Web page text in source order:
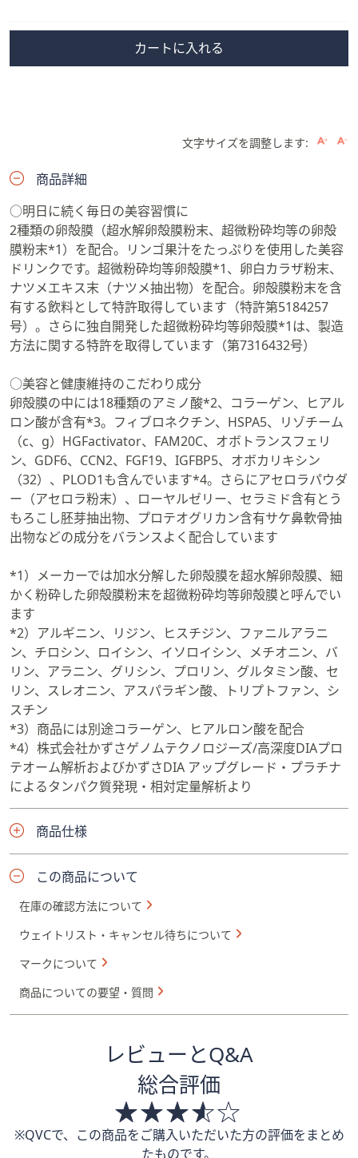
カートに入れる
文字サイズを調整します:
商品詳細
○明日に続く毎日の美容習慣に
2種類の卵殻膜（超水解卵殻膜粉末、超微粉砕均等の卵殻
膜粉末*1）を配合。リンゴ果汁をたっぷりを使用した美容
ドリンクです。超微粉砕均等卵殻膜*1、卵白カラザ粉末、
ナツメエキス末（ナツメ抽出物）を配合。卵殻膜粉末を含
有する飲料として特許取得しています（特許第5184257
号）。さらに独自開発した超微粉砕均等卵殻膜*1は、製造
方法に関する特許を取得しています（第7316432号）
○美容と健康維持のこだわり成分
卵殻膜の中には18種類のアミノ酸*2、コラーゲン、ヒアル
ロン酸が含有*3。フィブロネクチン、HSPA5、リゾチーム
（c、g）HGFactivator、FAM20C、オボトランスフェリ
ン、GDF6、CCN2、FGF19、IGFBP5、オボカリキシン
（32）、PLOD1も含んでいます*4。さらにアセロラパウダ
ー（アセロラ粉末）、ローヤルゼリー、セラミド含有とう
もろこし胚芽抽出物、プロテオグリカン含有サケ鼻軟骨抽
出物などの成分をバランスよく配合しています
*1）メーカーでは加水分解した卵殻膜を超水解卵殻膜、細
かく粉砕した卵殻膜粉末を超微粉砕均等卵殻膜と呼んでい
ます
*2）アルギニン、リジン、ヒスチジン、ファニルアラニ
ン、チロシン、ロイシン、イソロイシン、メチオニン、バ
リン、アラニン、グリシン、プロリン、グルタミン酸、セ
リン、スレオニン、アスパラギン酸、トリプトファン、シ
スチン
*3）商品には別途コラーゲン、ヒアルロン酸を配合
*4）株式会社かずさゲノムテクノロジーズ/高深度DIAプロ
テオーム解析およびかずさDIA アップグレード・プラチナ
によるタンパク質発現・相対定量解析より
商品仕様
この商品について
在庫の確認方法について
ウェイトリスト・キャンセル待ちについて
マークについて
商品についての要望・質問
レビューとQ&A
総合評価
※QVCで、この商品をご購入いただいた方の評価をまとめ
たものです。